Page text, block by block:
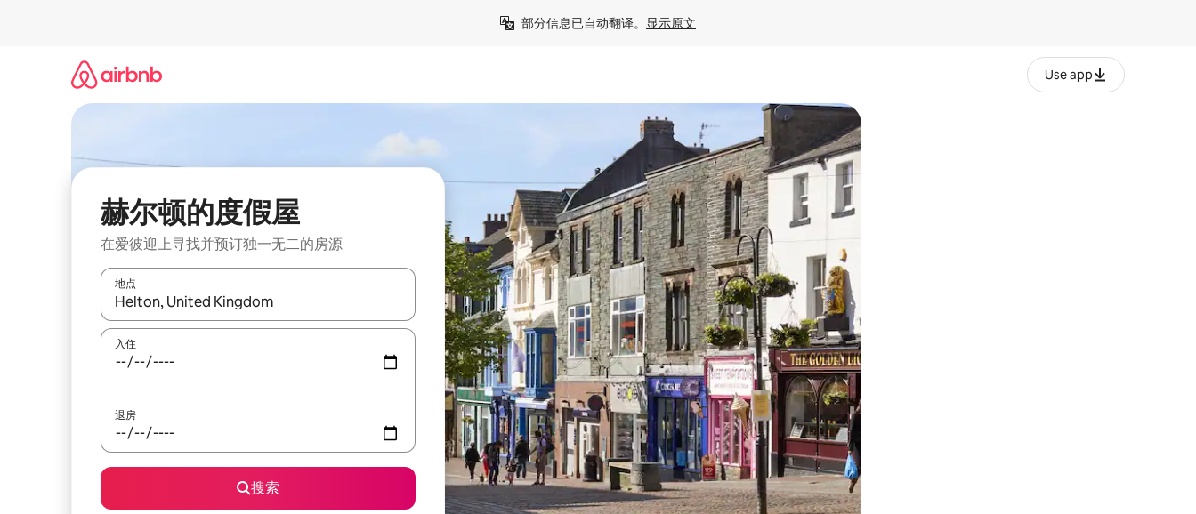
部分信息已自动翻译。 显示原文
Use app
赫尔顿的度假屋
在爱彼迎上寻找并预订独一无二的房源
地点
如有搜索结果，请使用上下方向键查看，或通过点击或滑动手势浏览。
入住
退房
搜索